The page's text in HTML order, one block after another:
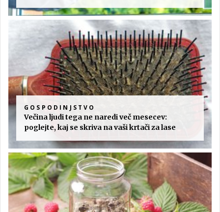
GOSPODINJSTVO
Večina ljudi tega ne naredi več mesecev:
poglejte, kaj se skriva na vaši krtači za lase